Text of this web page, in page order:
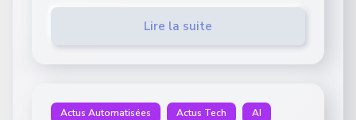
Lire la suite
Actus Automatisées Actus Tech AI